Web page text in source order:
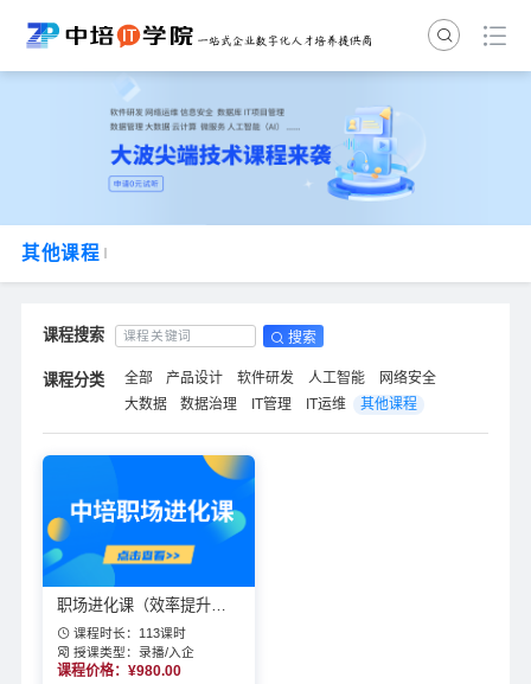
其他课程
搜索
全部 产品设计 软件研发 人工智能
网络安全
大数据
数据治理 IT管理 IT运维 其他课程
职场进化课（效率提升、人际关系、情商与逆商）
课程时长：113课时
授课类型：录播/入企
课程价格：¥980.00